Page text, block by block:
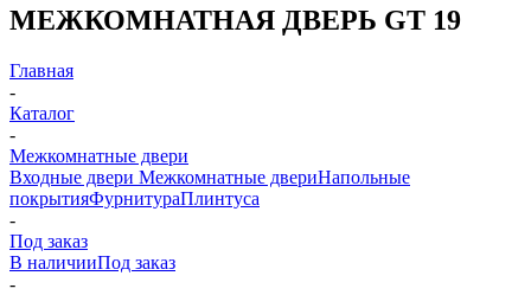
МЕЖКОМНАТНАЯ ДВЕРЬ GT 19
Главная
-
Каталог
-
Межкомнатные двери
Входные двери Межкомнатные двериНапольные
покрытияФурнитураПлинтуса
-
Под заказ
В наличииПод заказ
-